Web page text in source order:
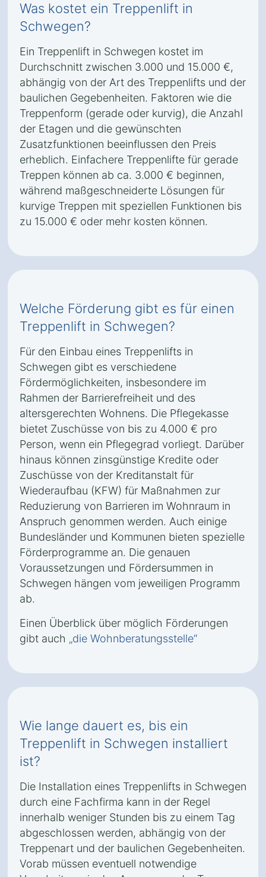
Was kostet ein Treppenlift in
Schwegen?
Ein Treppenlift in Schwegen kostet im
Durchschnitt zwischen 3.000 und 15.000 €,
abhängig von der Art des Treppenlifts und der
baulichen Gegebenheiten. Faktoren wie die
Treppenform (gerade oder kurvig), die Anzahl
der Etagen und die gewünschten
Zusatzfunktionen beeinflussen den Preis
erheblich. Einfachere Treppenlifte für gerade
Treppen können ab ca. 3.000 € beginnen,
während maßgeschneiderte Lösungen für
kurvige Treppen mit speziellen Funktionen bis
zu 15.000 € oder mehr kosten können.
Welche Förderung gibt es für einen
Treppenlift in Schwegen?
Für den Einbau eines Treppenlifts in
Schwegen gibt es verschiedene
Fördermöglichkeiten, insbesondere im
Rahmen der Barrierefreiheit und des
altersgerechten Wohnens. Die Pflegekasse
bietet Zuschüsse von bis zu 4.000 € pro
Person, wenn ein Pflegegrad vorliegt. Darüber
hinaus können zinsgünstige Kredite oder
Zuschüsse von der Kreditanstalt für
Wiederaufbau (KFW) für Maßnahmen zur
Reduzierung von Barrieren im Wohnraum in
Anspruch genommen werden. Auch einige
Bundesländer und Kommunen bieten spezielle
Förderprogramme an. Die genauen
Voraussetzungen und Fördersummen in
Schwegen hängen vom jeweiligen Programm
ab.
Einen Überblick über möglich Förderungen
gibt auch „die Wohnberatungsstelle“
Wie lange dauert es, bis ein
Treppenlift in Schwegen installiert
ist?
Die Installation eines Treppenlifts in Schwegen
durch eine Fachfirma kann in der Regel
innerhalb weniger Stunden bis zu einem Tag
abgeschlossen werden, abhängig von der
Treppenart und der baulichen Gegebenheiten.
Vorab müssen eventuell notwendige